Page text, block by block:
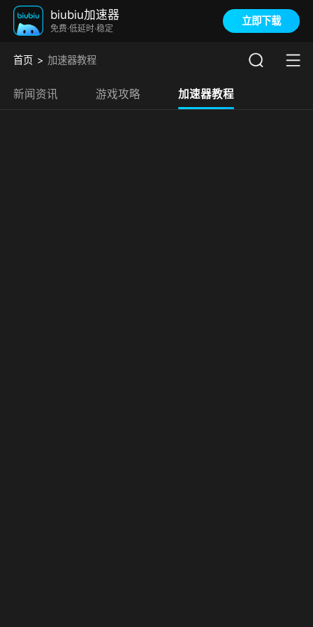
biubiu加速器
免费·低延时·稳定
立即下载
首页 加速器教程
新闻资讯 游戏攻略 加速器教程